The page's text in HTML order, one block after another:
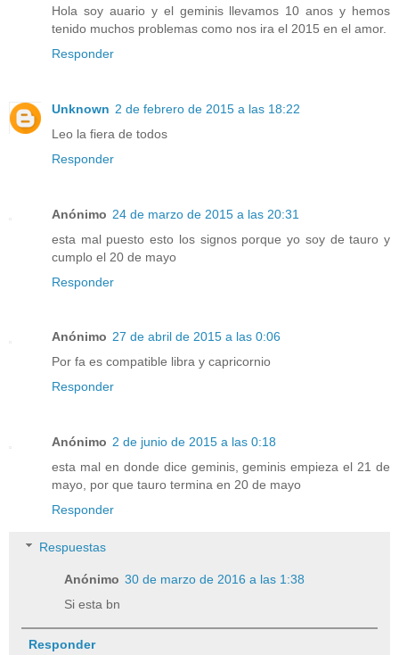
Hola soy auario y el geminis llevamos 10 anos y hemos
tenido muchos problemas como nos ira el 2015 en el amor.
Responder
Unknown 2 de febrero de 2015 a las 18:22
Leo la fiera de todos
Responder
Anónimo 24 de marzo de 2015 a las 20:31
esta mal puesto esto los signos porque yo soy de tauro y
cumplo el 20 de mayo
Responder
Anónimo 27 de abril de 2015 a las 0:06
Por fa es compatible libra y capricornio
Responder
Anónimo 2 de junio de 2015 a las 0:18
esta mal en donde dice geminis, geminis empieza el 21 de
mayo, por que tauro termina en 20 de mayo
Responder
Respuestas
Anónimo 30 de marzo de 2016 a las 1:38
Si esta bn
Responder